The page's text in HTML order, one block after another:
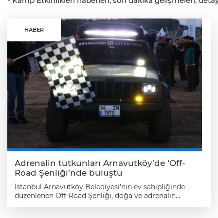
HABER
Adrenalin tutkunları Arnavutköy’de ‘Off-
Road Şenliği’nde buluştu
İstanbul Arnavutköy Belediyesi’nin ev sahipliğinde
düzenlenen Off-Road Şenliği, doğa ve adrenalin